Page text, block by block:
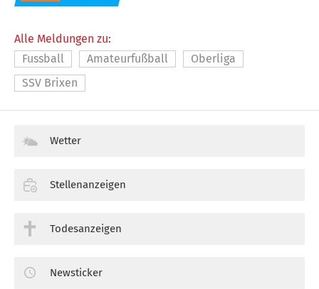
Alle Meldungen zu:
Fussball
Amateurfußball
Oberliga
SSV Brixen
Wetter
Stellenanzeigen
Todesanzeigen
Newsticker